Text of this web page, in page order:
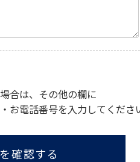
合は、その他の欄に
お電話番号を入力してくださ
確認する